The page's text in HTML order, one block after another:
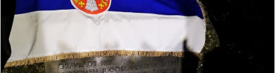
l
o
o
n
d
a
e
m